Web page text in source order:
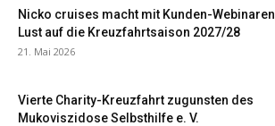
Nicko cruises macht mit Kunden-Webinaren
Lust auf die Kreuzfahrtsaison 2027/28
21. Mai 2026
Vierte Charity-Kreuzfahrt zugunsten des
Mukoviszidose Selbsthilfe e. V.